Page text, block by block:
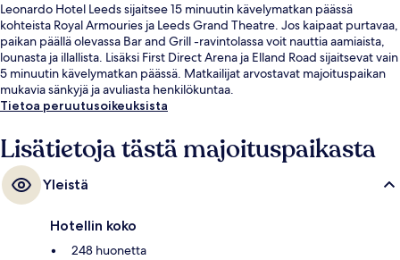
Leonardo Hotel Leeds sijaitsee 15 minuutin kävelymatkan päässä
kohteista Royal Armouries ja Leeds Grand Theatre. Jos kaipaat purtavaa,
paikan päällä olevassa Bar and Grill -ravintolassa voit nauttia aamiaista,
lounasta ja illallista. Lisäksi First Direct Arena ja Elland Road sijaitsevat vain
5 minuutin kävelymatkan päässä. Matkailijat arvostavat majoituspaikan
mukavia sänkyjä ja avuliasta henkilökuntaa.
Tietoa peruutusoikeuksista
Lisätietoja tästä majoituspaikasta
Yleistä
Hotellin koko
248 huonetta